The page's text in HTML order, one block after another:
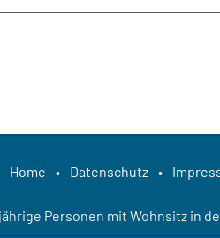
Home • Datenschutz •
Personen mit Wohnsitz in